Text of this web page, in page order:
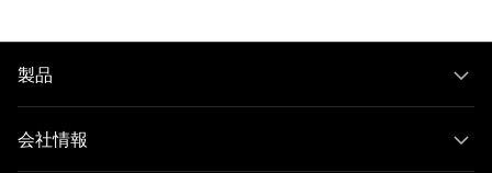
製品
会社情報